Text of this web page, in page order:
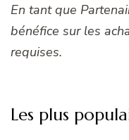
En tant que
bénéfice sur les
requises.
Les plus